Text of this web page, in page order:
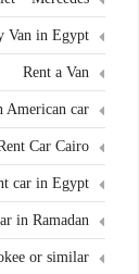
Van in Egypt
Rent a Van
American car
Car Cairo
car in Egypt
in Ramadan
or similar